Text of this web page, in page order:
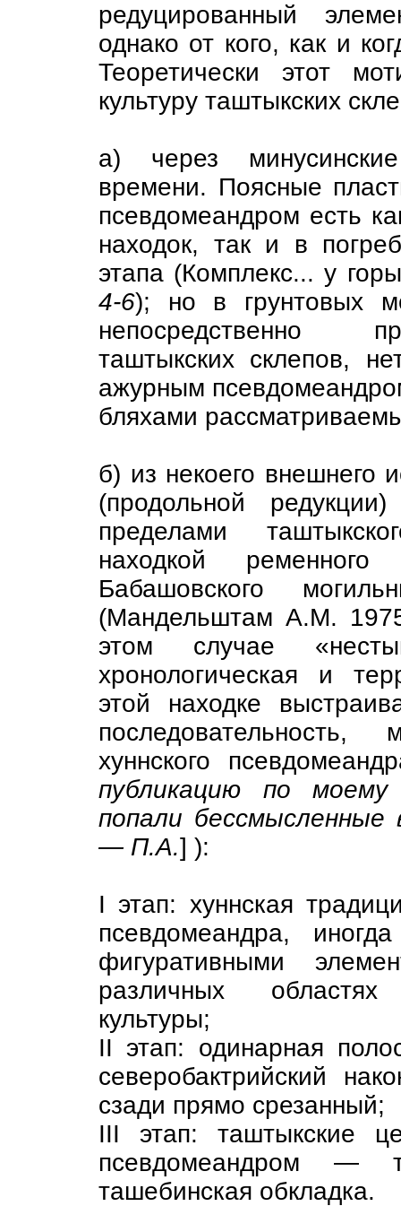
редуцированный
однако от кого, как и
Теоретически этот
культуру таштыкских
а) через
времени. Поясные
псевдомеандром есть
находок, так и в
этапа (Комплекс... у
4-6); но в грунтовых
непосредственно
таштыкских склепов,
ажурным
бляхами
б) из некоего внешнего
(продольной
пределами
находкой
Бабашовского
(Мандельштам А.М.
этом случае
хронологическая и
этой находке
последовательность,
хуннского
публикацию по
попали
— П.А.] ):
I этап: хуннская
псевдомеандра,
фигуративными
различных областях
культуры;
II этап: одинарная
северобактрийский
сзади прямо срезанный;
III этап: таштыкские
псевдомеандром —
ташебинская обкладка.